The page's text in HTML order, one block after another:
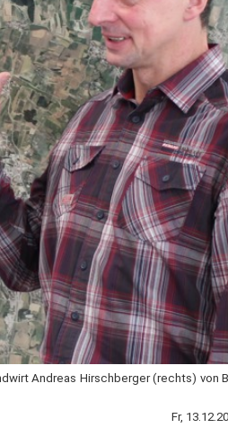
Andreas Hirschberger (rechts) von
Fr,